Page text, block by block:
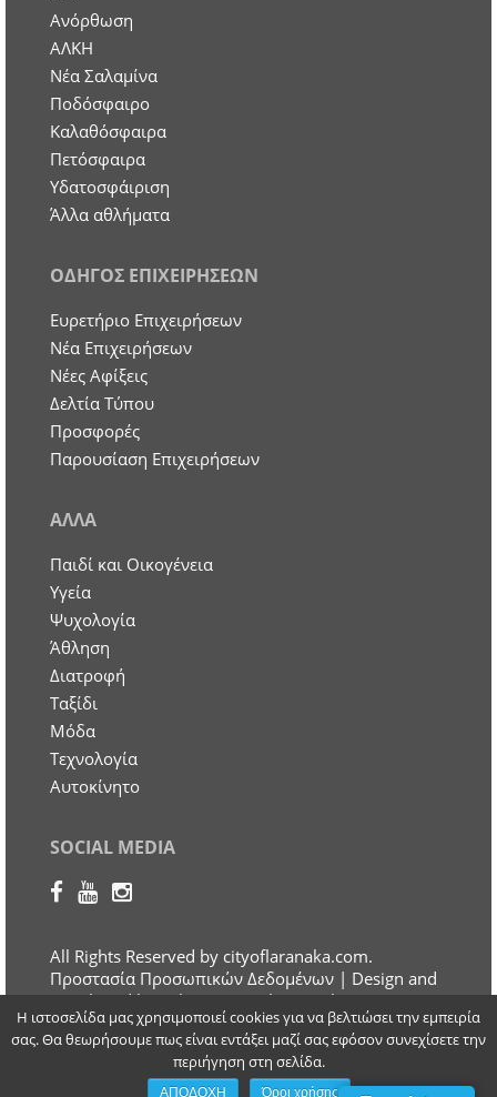
Ανόρθωση
ΑΛΚΗ
Νέα Σαλαμίνα
Ποδόσφαιρο
Καλαθόσφαιρα
Πετόσφαιρα
Υδατοσφάιριση
Άλλα αθλήματα
ΟΔΗΓΟΣ ΕΠΙΧΕΙΡΗΣΕΩΝ
Ευρετήριο Επιχειρήσεων
Nέα Επιχειρήσεων
Νέες Αφίξεις
Δελτία Τύπου
Προσφορές
Παρουσίαση Επιχειρήσεων
ΑΛΛΑ
Παιδί και Οικογένεια
Υγεία
Ψυχολογία
Άθληση
Διατροφή
Ταξίδι
Μόδα
Τεχνολογία
Αυτοκίνητο
SOCIAL MEDIA
All Rights Reserved by cityoflaranaka.com.
Προστασία Προσωπικών Δεδομένων | Design and
Developed by Otherview Web & Marketing
Solutions
Η ιστοσελίδα μας χρησιμοποιεί cookies για να βελτιώσει την εμπειρία
σας. Θα θεωρήσουμε πως είναι εντάξει μαζί σας εφόσον συνεχίσετε την
περιήγηση στη σελίδα.
ΑΠΟΔΟΧΗ Όροι χρήσης